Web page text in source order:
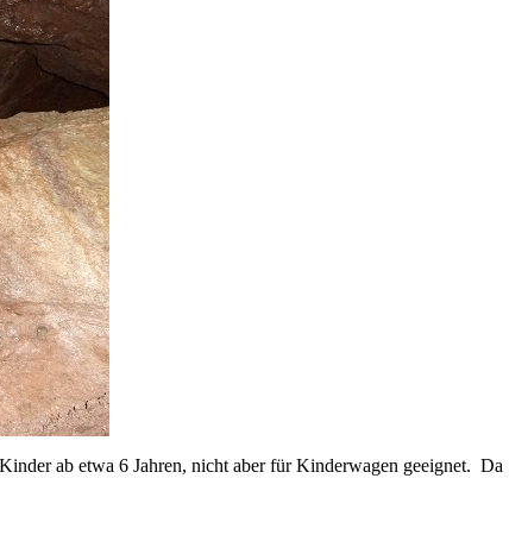
ab etwa 6 Jahren, nicht aber für Kinderwagen geeignet. Da